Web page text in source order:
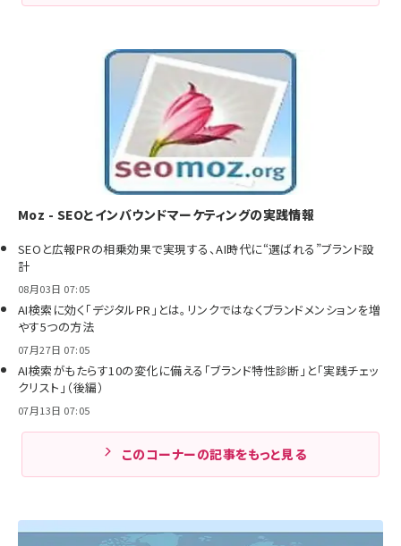
Moz - SEOとインバウンドマーケティングの実践情報
SEOと広報PRの相乗効果で実現する、AI時代に“選ばれる”ブランド設
計
08月03日 07:05
AI検索に効く「デジタルPR」とは。リンクではなくブランドメンションを増
やす5つの方法
07月27日 07:05
AI検索がもたらす10の変化に備える「ブランド特性診断」と「実践チェッ
クリスト」（後編）
07月13日 07:05
このコーナーの記事をもっと見る